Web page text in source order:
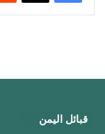
قبائل اليمن